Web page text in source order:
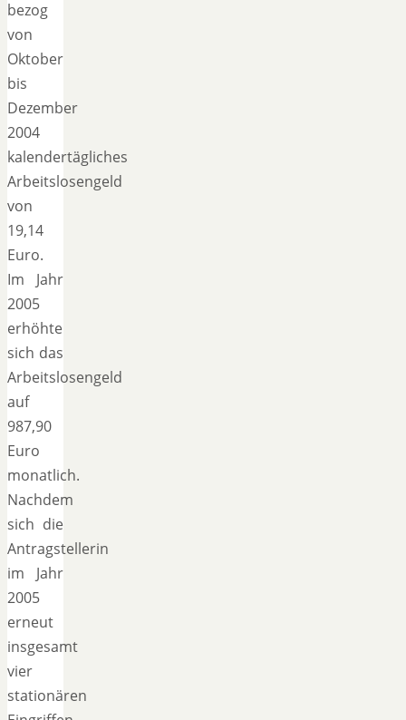
bezog
von
Oktober
bis
Dezember
2004
kalendertägliches
Arbeitslosengeld
von
19,14
Euro.
Im Jahr
2005
erhöhte
sich das
Arbeitslosengeld
auf
987,90
Euro
monatlich.
Nachdem
sich die
Antragstellerin
im Jahr
2005
erneut
insgesamt
vier
stationären